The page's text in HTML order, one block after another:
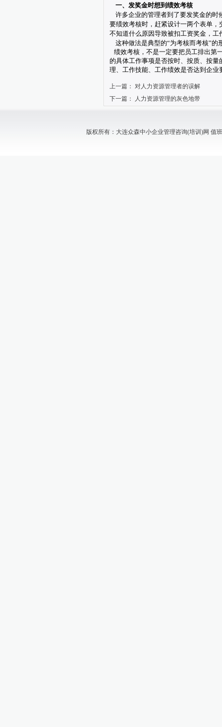
一、发奖金时想到绩效考核
许多企业的管理者到了要发奖金的
要绩效考核时，赶紧设计一两个表单
不知道什么原因导致被扣工资奖金，
这种做法是典型的“为考核而考核”的
绩效考核，不是一定要把员工排出第
的具体工作事项是否按时、按质、按
理、工作技能、工作绩效是否达到企
上一篇： 对人力资源管理者的误解
下一篇：
人力资源管理的灰色地带
版权所有：大连众森中小企业管理咨询(培训)网 值